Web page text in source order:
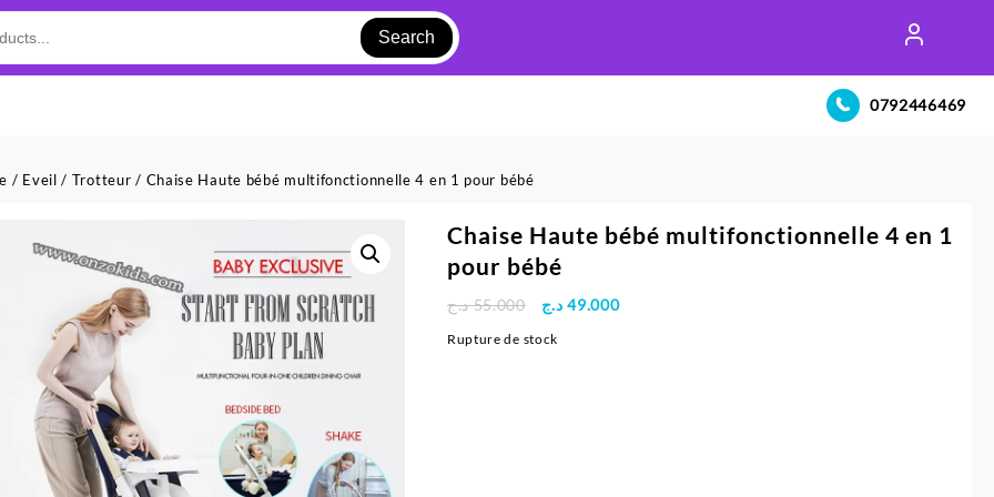
Search
0792446469
/ Eveil / Trotteur / Chaise Haute bébé multifonctionnelle 4 en 1 pour bébé
Chaise Haute bébé multifonctionnelle 4 en 1
pour bébé
55.000 د.ج
Le
initial
49.000 د.ج
Le
Rupture de stock